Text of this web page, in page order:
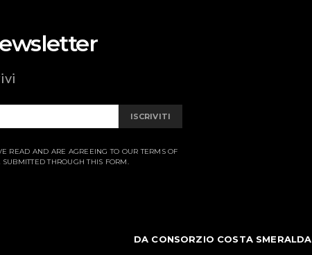
ISCRIVITI
READ AND ARE AGREEING TO OUR TERMS OF
THROUGH THIS FORM.
DA CONSORZIO COSTA SMERALDA